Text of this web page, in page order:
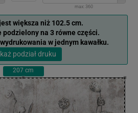
max: 360
większa niż 102.5 cm.
podzielony na 3 równe części.
w jednym kawałku.
podział druku
207 cm